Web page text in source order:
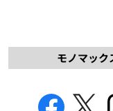
モノマック